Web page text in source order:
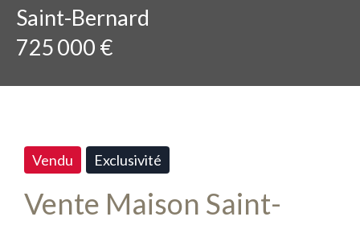
Saint-Bernard
725 000 €
Vendu Exclusivité
Vente Maison Saint-